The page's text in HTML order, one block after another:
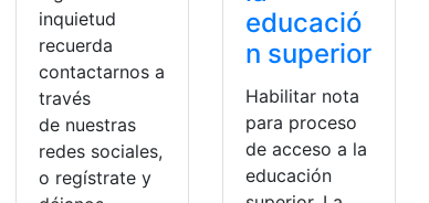
inquietud
recuerda
contactarnos a
través
de nuestras
redes sociales,
o regístrate y
educació
n superior
Habilitar nota
para proceso
de acceso a la
educación